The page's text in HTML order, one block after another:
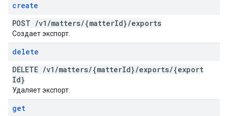
create
POST /v1 /matters/{matterId}/exports
Создает экспорт.
delete
DELETE /v1 /matters/{matterId}/exports/{export
Id}
Удаляет экспорт.
get